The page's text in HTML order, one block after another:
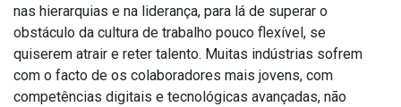
nas hierarquias e na liderança, para lá de superar o
obstáculo da cultura de trabalho pouco flexível, se
quiserem atrair e reter talento. Muitas indústrias sofrem
com o facto de os colaboradores mais jovens, com
competências digitais e tecnológicas avançadas, não